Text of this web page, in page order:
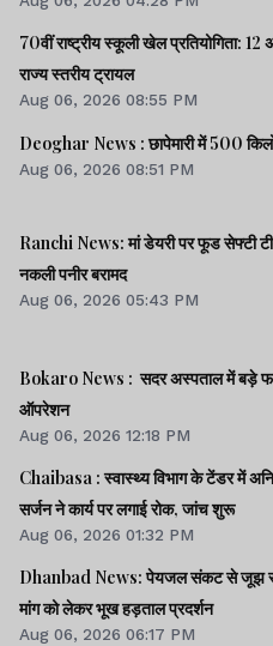
70वीं राष्ट्रीय स्कूली खेल प्रतियोगिता:
राज्य स्तरीय ट्रायल
Aug 06, 2026 08:55 PM
Deoghar News : छापेमारी में 500 किलो
Aug 06, 2026 08:51 PM
Ranchi News: मां डेयरी पर फूड सेफ्टी
नकली पनीर बरामद
Aug 06, 2026 05:43 PM
Bokaro News : सदर अस्पताल में बड़े
ऑपरेशन
Aug 06, 2026 12:18 PM
Chaibasa : स्वास्थ्य विभाग के टेंडर में
सर्जन ने कार्य पर लगाई रोक, जांच शुरू
Aug 06, 2026 01:32 PM
Dhanbad News: पेयजल संकट से जूझ रहा
मांग को लेकर भूख हड़ताल प्रदर्शन
Aug 06, 2026 06:17 PM